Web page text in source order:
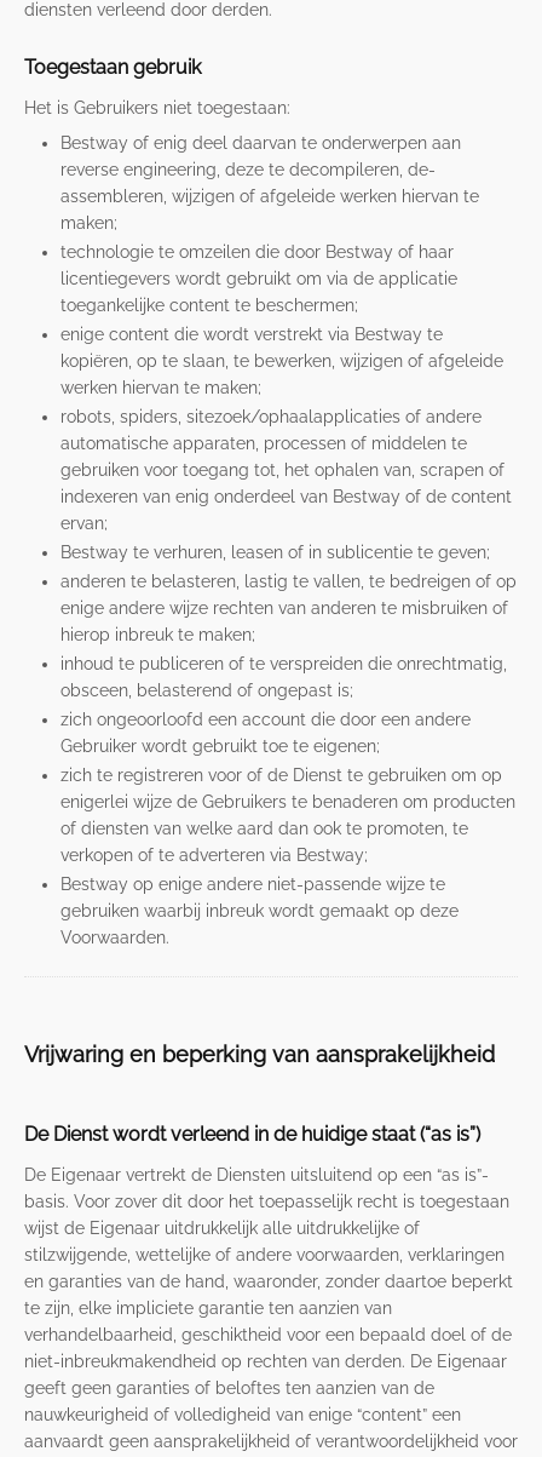
diensten verleend door derden.
Toegestaan gebruik
Het is Gebruikers niet toegestaan:
Bestway of enig deel daarvan te onderwerpen aan
reverse engineering, deze te decompileren, de-
assembleren, wijzigen of afgeleide werken hiervan te
maken;
technologie te omzeilen die door Bestway of haar
licentiegevers wordt gebruikt om via de applicatie
toegankelijke content te beschermen;
enige content die wordt verstrekt via Bestway te
kopiëren, op te slaan, te bewerken, wijzigen of afgeleide
werken hiervan te maken;
robots, spiders, sitezoek/ophaalapplicaties of andere
automatische apparaten, processen of middelen te
gebruiken voor toegang tot, het ophalen van, scrapen of
indexeren van enig onderdeel van Bestway of de content
ervan;
Bestway te verhuren, leasen of in sublicentie te geven;
anderen te belasteren, lastig te vallen, te bedreigen of op
enige andere wijze rechten van anderen te misbruiken of
hierop inbreuk te maken;
inhoud te publiceren of te verspreiden die onrechtmatig,
obsceen, belasterend of ongepast is;
zich ongeoorloofd een account die door een andere
Gebruiker wordt gebruikt toe te eigenen;
zich te registreren voor of de Dienst te gebruiken om op
enigerlei wijze de Gebruikers te benaderen om producten
of diensten van welke aard dan ook te promoten, te
verkopen of te adverteren via Bestway;
Bestway op enige andere niet-passende wijze te
gebruiken waarbij inbreuk wordt gemaakt op deze
Voorwaarden.
Vrijwaring en beperking van aansprakelijkheid
De Dienst wordt verleend in de huidige staat (“as is”)
De Eigenaar vertrekt de Diensten uitsluitend op een “as is”-
basis. Voor zover dit door het toepasselijk recht is toegestaan
wijst de Eigenaar uitdrukkelijk alle uitdrukkelijke of
stilzwijgende, wettelijke of andere voorwaarden, verklaringen
en garanties van de hand, waaronder, zonder daartoe beperkt
te zijn, elke impliciete garantie ten aanzien van
verhandelbaarheid, geschiktheid voor een bepaald doel of de
niet-inbreukmakendheid op rechten van derden. De Eigenaar
geeft geen garanties of beloftes ten aanzien van de
nauwkeurigheid of volledigheid van enige “content” een
aanvaardt geen aansprakelijkheid of verantwoordelijkheid voor